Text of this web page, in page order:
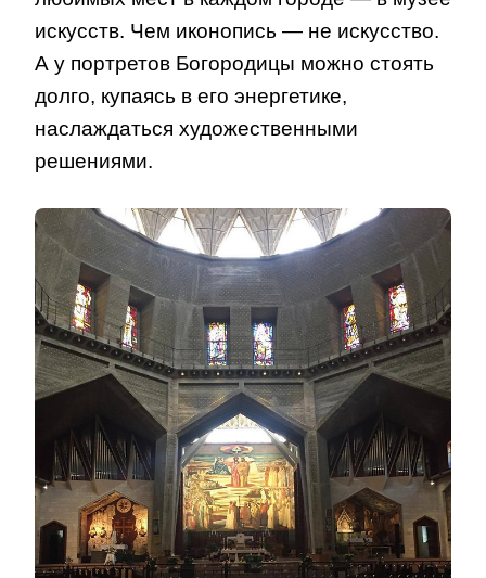
искусств. Чем иконопись — не искусство.
А у портретов Богородицы можно стоять
долго, купаясь в его энергетике,
наслаждаться художественными
решениями.